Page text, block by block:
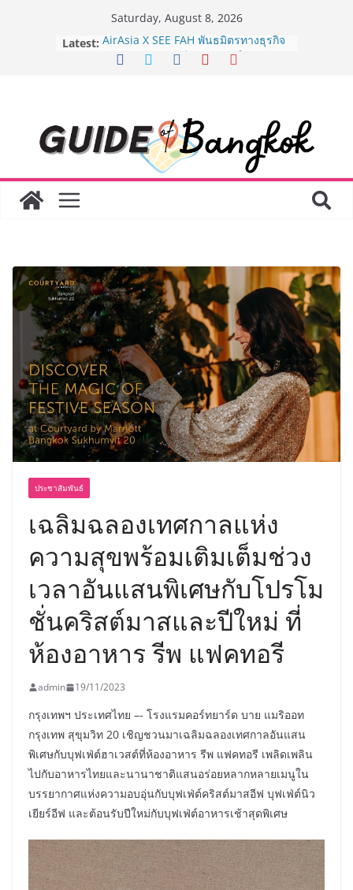
Saturday, August 8, 2026
Latest: AirAsia X SEE FAH พันธมิตรทางธุรกิจ
ยาวนานกว่า 20 ปี ต่อยอดเสิร์ฟความ
“BIO TRADE CONNECT 2026” ยก
ระดับผลิตภัณฑ์ท้องถิ่นสู่ตลาดเชิง
พาณิชย์อย่างยั่งยืน
LORDNINE จัดศึกคนดังสายเกม ไทย
ปะทะ ฟิลิปปินส์ ใน “Rise of the Tenth
ได้เตรียมนักเรียนเพียงเพื่อก้าวเข้าสู่
มหาวิทยาลัยเท่านั้น แต่ยังเตรียมพวก
เขาให้พร้อมเป็นผู้กำหนดอนาคต”
8.8 “ซูเลียน” รวมพลังนักธุรกิจทั่ว
ประเทศ จัดประชุมใหญ่แห่งปี พบ CEO
“ดร.ปิยะวัฒน์” ถ่ายทอดวิสัยทัศน์ธุรกิจ
พร้อมฟรีคอนเสิร์ต “โชค รถแห่” ยกวง
ประชาสัมพันธ์
เฉลิมฉลองเทศกาลแห่ง
ความสุขพร้อมเติมเต็มช่วง
เวลาอันแสนพิเศษกับโปรโม
ชั่นคริสต์มาสและปีใหม่ ที่
ห้องอาหาร รีพ แฟคทอรี
admin 19/11/2023
กรุงเทพฯ ประเทศไทย –- โรงแรมคอร์ทยาร์ด บาย แมริออท
กรุงเทพ สุขุมวิท 20 เชิญชวนมาเฉลิมฉลองเทศกาลอันแสน
พิเศษกับบุฟเฟ่ต์ฮาเวสต์ที่ห้องอาหาร รีพ แฟคทอรี เพลิดเพลิน
ไปกับอาหารไทยและนานาชาติแสนอร่อยหลากหลายเมนูใน
บรรยากาศแห่งความอบอุ่นกับบุฟเฟ่ต์คริสต์มาสอีฟ บุฟเฟ่ต์นิว
เยียร์อีฟ และต้อนรับปีใหม่กับบุฟเฟ่ต์อาหารเช้าสุดพิเศษ